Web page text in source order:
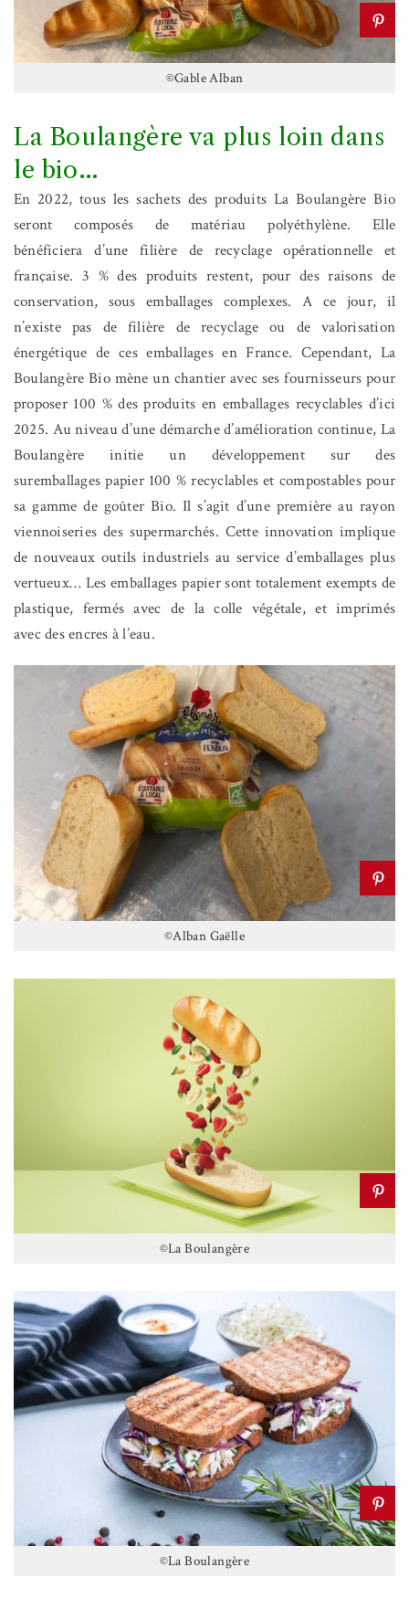
©Gable Alban
La Boulangère va plus loin dans
le bio…
En 2022, tous les sachets des produits La Boulangère Bio
seront composés de matériau polyéthylène. Elle
bénéficiera d’une filière de recyclage opérationnelle et
française. 3 % des produits restent, pour des raisons de
conservation, sous emballages complexes. A ce jour, il
n’existe pas de filière de recyclage ou de valorisation
énergétique de ces emballages en France. Cependant, La
Boulangère Bio mène un chantier avec ses fournisseurs pour
proposer 100 % des produits en emballages recyclables d’ici
2025. Au niveau d’une démarche d’amélioration continue, La
Boulangère initie un développement sur des
suremballages papier 100 % recyclables et compostables pour
sa gamme de goûter Bio. Il s’agit d’une première au rayon
viennoiseries des supermarchés. Cette innovation implique
de nouveaux outils industriels au service d’emballages plus
vertueux… Les emballages papier sont totalement exempts de
plastique, fermés avec de la colle végétale, et imprimés
avec des encres à l’eau.
©Alban Gaëlle
©La Boulangère
©La Boulangère